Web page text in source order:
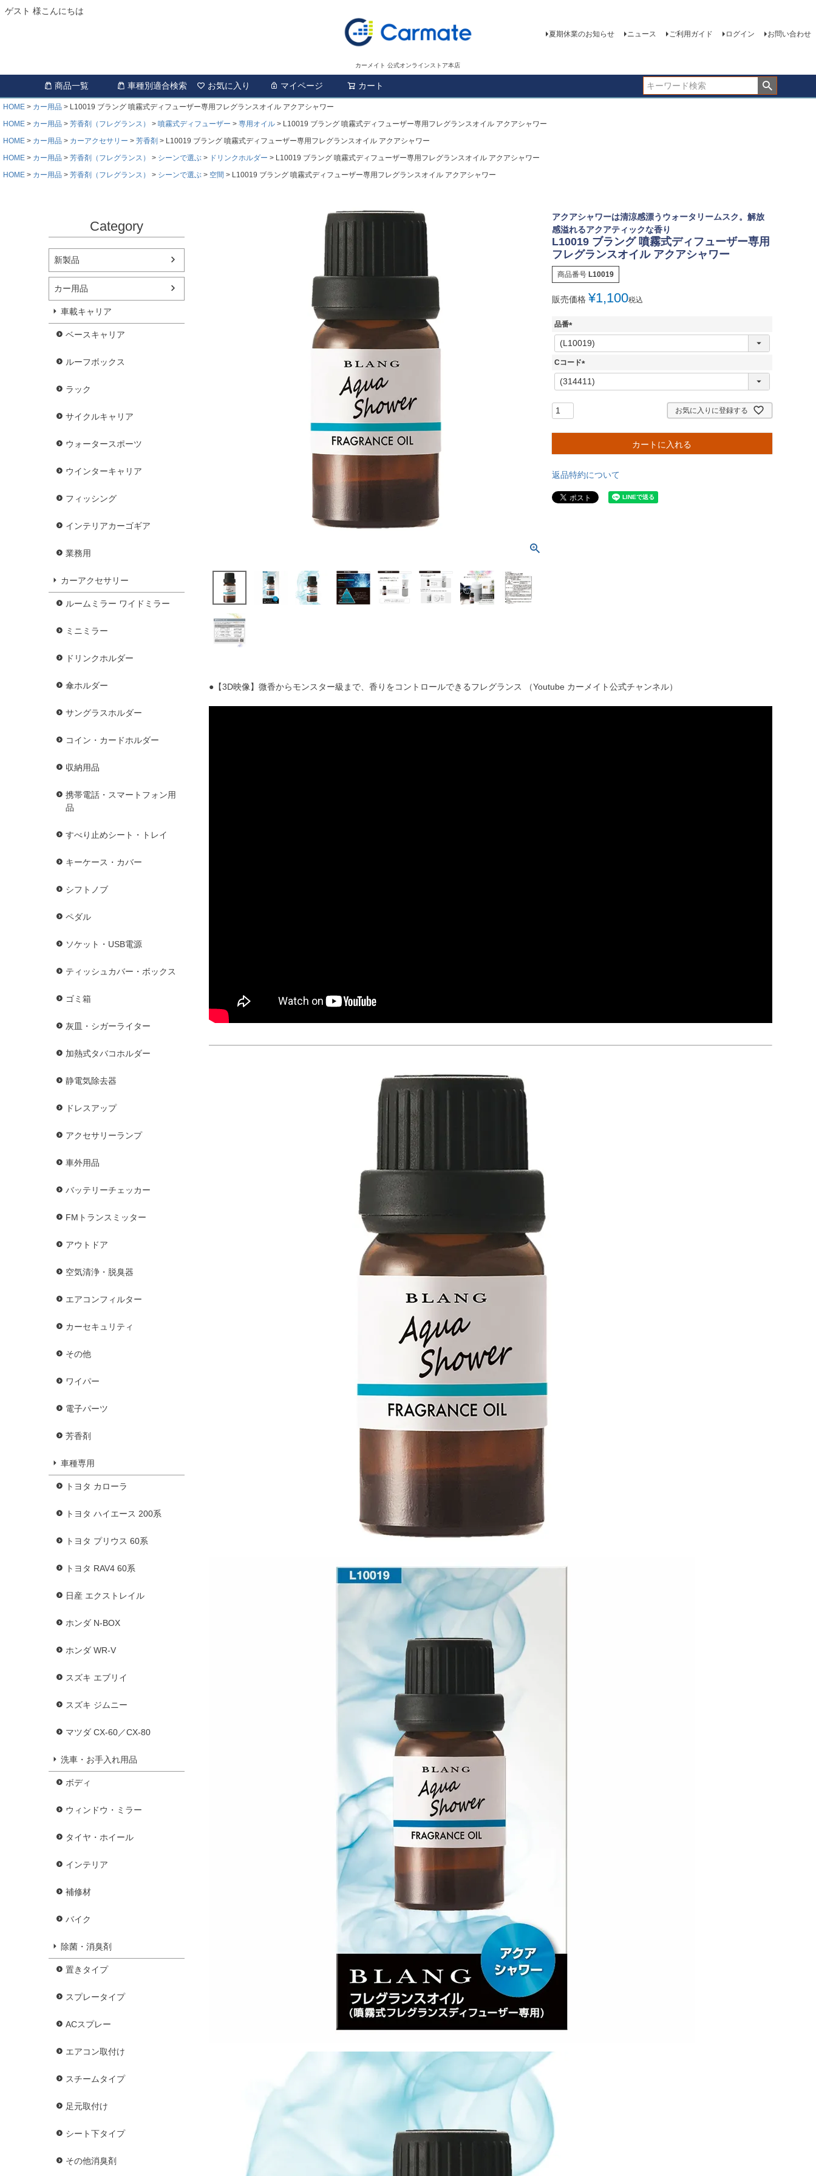
ゲスト 様こんにちは
カーメイト 公式オンラインストア本店
夏期休業のお知らせ ニュース ご利用ガイド ログイン お問い合わせ
商品一覧 車種別適合検索 お気に入り マイページ カート
HOME カー用品
L10019 ブラング 噴霧式ディフューザー専用フレグランスオイル アクアシャワー
HOME
カー用品 芳香剤（フレグランス） 噴霧式ディフューザー 専用オイル
L10019 ブラング 噴霧式ディフューザー専用フレグランスオイル アクアシャワー
HOME
カー用品 カーアクセサリー 芳香剤
L10019 ブラング 噴霧式ディフューザー専用フレグランスオイル アクアシャワー
HOME
カー用品 芳香剤（フレグランス） シーンで選ぶ ドリンクホルダー
L10019 ブラング 噴霧式ディフューザー専用フレグランスオイル アクアシャワー
HOME
カー用品 芳香剤（フレグランス） シーンで選ぶ 空間 L10019 ブラング 噴霧式ディフューザー専用フレグランスオイル アクアシャワー
Category
新製品
カー用品
車載キャリア
ベースキャリア
ルーフボックス
ラック
サイクルキャリア
ウォータースポーツ
ウインターキャリア
フィッシング
インテリアカーゴギア
業務用
カーアクセサリー
ルームミラー ワイドミラー
ミニミラー
ドリンクホルダー
傘ホルダー
サングラスホルダー
コイン・カードホルダー
収納用品
携帯電話・スマートフォン用
品
すべり止めシート・トレイ
キーケース・カバー
シフトノブ
ペダル
ソケット・USB電源
ティッシュカバー・ボックス
ゴミ箱
灰皿・シガーライター
加熱式タバコホルダー
静電気除去器
ドレスアップ
アクセサリーランプ
車外用品
バッテリーチェッカー
FMトランスミッター
アウトドア
空気清浄・脱臭器
エアコンフィルター
カーセキュリティ
その他
ワイパー
電子パーツ
芳香剤
車種専用
トヨタ カローラ
トヨタ ハイエース 200系
トヨタ プリウス 60系
トヨタ RAV4 60系
日産 エクストレイル
ホンダ N-BOX
ホンダ WR-V
スズキ エブリイ
スズキ ジムニー
マツダ CX-60／CX-80
洗車・お手入れ用品
ボディ
ウィンドウ・ミラー
タイヤ・ホイール
インテリア
補修材
バイク
除菌・消臭剤
置きタイプ
スプレータイプ
ACスプレー
エアコン取付け
スチームタイプ
足元取付け
シート下タイプ
その他消臭剤
アクアシャワーは清涼感漂うウォータリームスク。解放
感溢れるアクアティックな香り
L10019 ブラング 噴霧式ディフューザー専用
フレグランスオイル アクアシャワー
商品番号 L10019
販売価格 ¥1,100税込
品番
(
必
須
Cコード
(
必
お気に入りに登録する
カートに入れる
返品特約について
●【3D映像】微香からモンスター級まで、香りをコントロールできるフレグランス （Youtube カーメイト公式チャンネル）